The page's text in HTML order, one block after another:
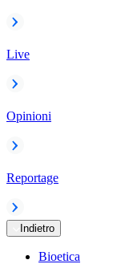
Live
Opinioni
Reportage
Indietro
Bioetica